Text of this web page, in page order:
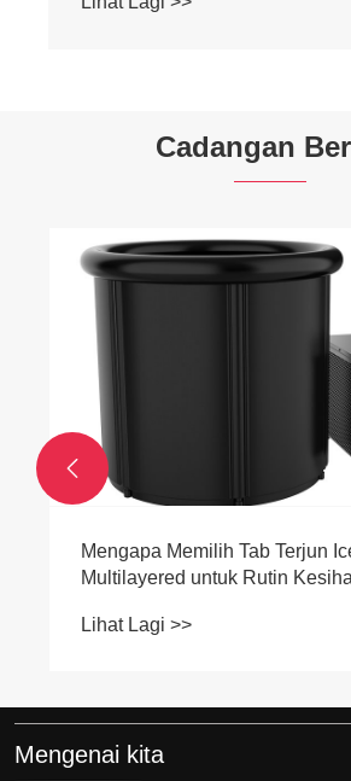
Cadangan
Bagaimana untuk Memilih dan
Mengekalkan Spa Kolam Spa
Lihat Lagi >>

Mengenai kita